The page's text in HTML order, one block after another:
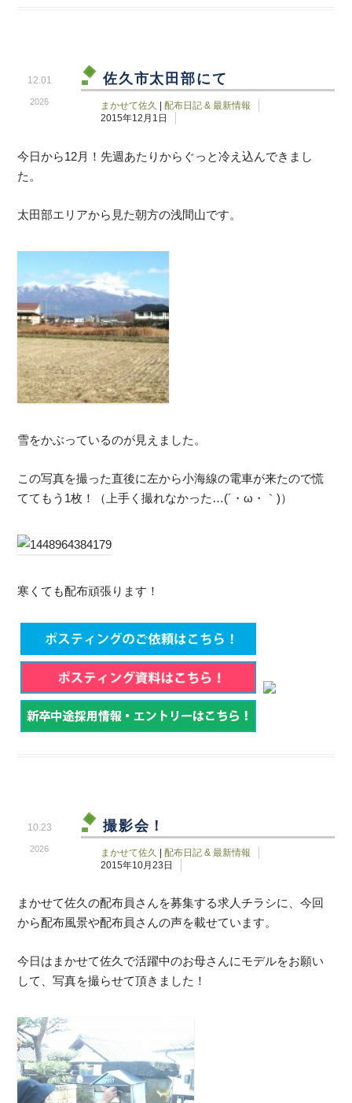
佐久市太田部にて
まかせて佐久
配布日記 & 最新情報
2015年12月1日
2026
12.01
今日から12月！先週あたりからぐっと冷え込んできまし
た。
太田部エリアから見た朝方の浅間山です。
雪をかぶっているのが見えました。
この写真を撮った直後に左から小海線の電車が来たので慌
ててもう1枚！（上手く撮れなかった…(´・ω・｀)）
寒くても配布頑張ります！
撮影会！
まかせて佐久 | 配布日記 & 最新情報
2015年10月23日
2026
10.23
まかせて佐久の配布員さんを募集する求人チラシに、今回
から配布風景や配布員さんの声を載せています。
今日はまかせて佐久で活躍中のお母さんにモデルをお願い
して、写真を撮らせて頂きました！